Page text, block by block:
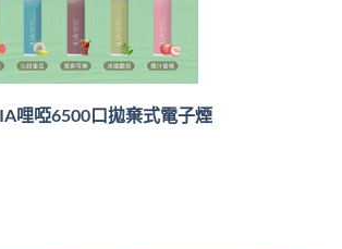
哩啞6500口拋棄式電子煙